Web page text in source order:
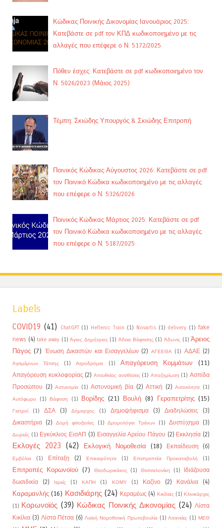
Κώδικας Ποινικής Δικονομίας Ιανουάριος 2025:
Κατεβάστε σε pdf τον ΚΠΔ κωδικοποιημένο με τις
αλλαγές που επέφερε ο Ν. 5172/2025
Πόθεν έσχες: Κατεβάστε σε pdf κωδικοποιημένο τον
Ν. 5026/2023 (Μάιος 2025)
Τέμπη: Σκιώδης Υπουργός & Σκιώδης Επιτροπή
Ποινικός Κώδικας Αύγουστος 2026: Κατεβάστε σε pdf
τον Ποινικό Κώδικα κωδικοποιημένο με τις αλλαγές
που επέφερε ο Ν. 5326/2026
Ποινικός Κώδικας Μάρτιος 2025: Κατεβάστε σε pdf
τον Ποινικό Κώδικα κωδικοποιημένο με τις αλλαγές
που επέφερε ο Ν. 5187/2025
Labels
COVID19 (41) ChatGPT (1) Hellenic Train (1) Novartis (1) delivery (1) fake
news (4) take away (1) Άγιος Δημήτριος (1) Άδεια Βάφτισης (1) Άδωνις (1) Άρειος
Πάγος (7) Ένωση Δικαστών και Εισαγγελέων (2) ΑΓΕΕΘΑ (1) ΑΔΑΕ (2)
Αγαμέμνων Τάτσης (1) Αεροδρόμια (1) Απαγόρευση Κομμάτων (11)
Απαγόρευση κυκλοφορίας (2) Απευθείας αναθέσεις (1) Αποζημίωση (1) Ασπίδα
Προσώπου (2) Αστυνομία (1) Αστυνομική βία (2) Αττική (2) Αυτοκίνητα (1)
Αυτόφωρο
(1) Βάφτιση (1) Βορίδης (21) Βουλή (8) Γεραπετρίτης (15)
Γιατροί (1) ΔΣΑ (3) Δήμαρχος (1) Δημοψήφισμα (3) Διαδηλώσεις
(3)
Δικαστήρια (2) Δομή φιλοξενίας (1) Δρομολόγια Τρένων (1) Δυστύχημα (3)
Δωρεές (1) Εγκύκλιος ΕισΑΠ (3) Εισαγγελία Αρείου Πάγου (2) Εκκλησία (2)
Εκλογές 2023 (42) Εκλογική Νομοθεσία (18) Εκπαίδευση (6)
Εμβόλια (1) Επίταξη (2) Επικαιρότητα (1) Επιστρεπτέα Προκαταβολή (1)
Επιτροπές Κορωνοϊού (7) Θεοδωρικάκος (1) Θεσσαλονίκη (1)
Ιδιάζουσα
δωσιδικία
(2) Ιερείς (1) ΚΑΠΗ (1) ΚΟΜΥ (1) Καζίνο (2) Κανάλια (4)
Καραμανλής (16) Κασιδιάρης (24) Κεραμέως (4) Κικίλιας (1) Κλινικάρχες
(1) Κορωνοϊός (39) Κώδικας Ποινικής Δικονομίας (24) Λίστα
Κικίλια (3) Λίστα Πέτσα (6) Λαϊκή Νομοθετική Πρωτοβουλία (1) Λιτανείες (1) ΜΕΘ